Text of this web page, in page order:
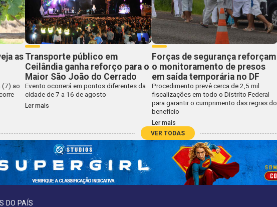
as
(7) ao
Transporte público em
Ceilândia ganha reforço para o
Maior São João do Cerrado
Evento ocorrerá em pontos diferentes da
cidade de 7 a 16 de agosto
Ler mais
Forças de segurança reforçam
o monitoramento de presos
em saída temporária no DF
Procedimento prevê cerca de 2,5 mil
fiscalizações em todo o Distrito Federal
para garantir o cumprimento das regras do
benefício
Ler mais
VER TODAS
DO PAÍS